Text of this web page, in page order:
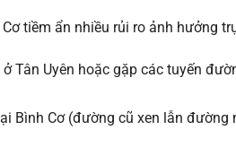
tiềm ẩn nhiều rủi ro ảnh hưởng
Tân Uyên hoặc gặp các tuyến
Bình Cơ (đường cũ xen lẫn